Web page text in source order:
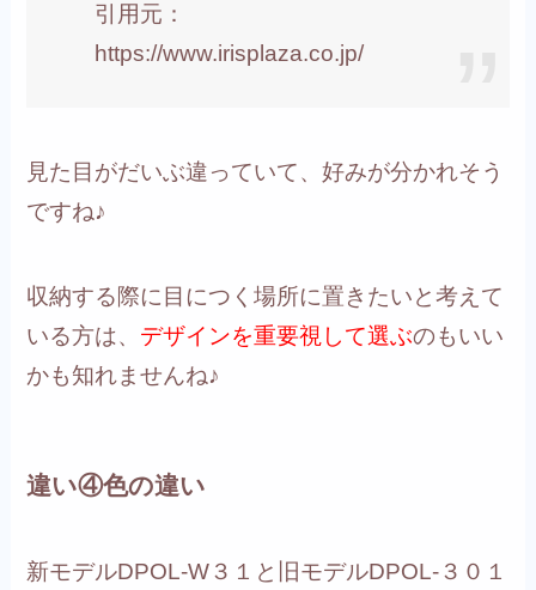
引用元：
https://www.irisplaza.co.jp/
見た目がだいぶ違っていて、好みが分かれそう
ですね♪
収納する際に目につく場所に置きたいと考えて
いる方は、 デザインを重要視して選ぶのもいい
かも知れませんね♪
違い④色の違い
新モデルDPOL-W３１と旧モデルDPOL-３０１